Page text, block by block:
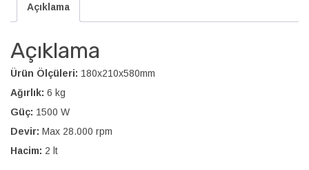
Açıklama
Açıklama
Ürün Ölçüleri: 180x210x580mm
Ağırlık: 6 kg
Güç: 1500 W
Devir: Max 28.000 rpm
Hacim: 2 lt